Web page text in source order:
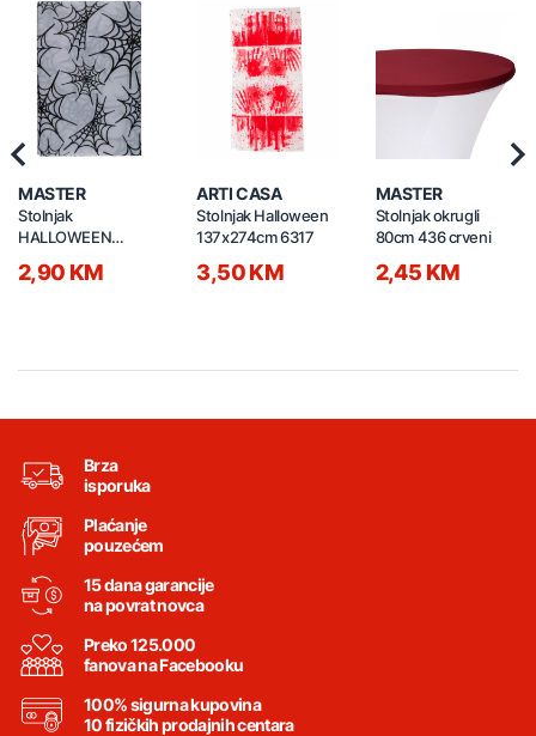
MASTER
Stolnjak
HALLOWEEN
3489
2,90 KM
ARTI CASA
Stolnjak Halloween
137x274cm 6317
3,50 KM
MASTER
Stolnjak okrugli
80cm 436 crveni
2,45 KM
Brza
isporuka
Plaćanje
pouzećem
15 dana garancije
na povrat novca
Preko 125.000
fanova na Facebooku
100% sigurna kupovina
10 fizičkih prodajnih centara